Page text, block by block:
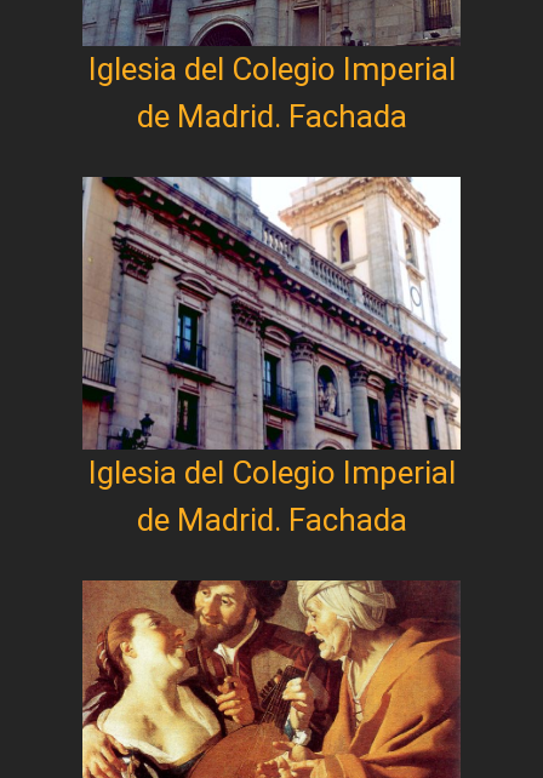
Iglesia del Colegio Imperial
de Madrid. Fachada
Iglesia del Colegio Imperial
de Madrid. Fachada